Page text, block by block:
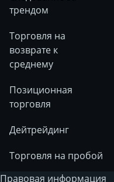
трендом
Торговля на
возврате к
среднему
Позиционная
торговля
Дейтрейдинг
Торговля на пробой
Правовая информация